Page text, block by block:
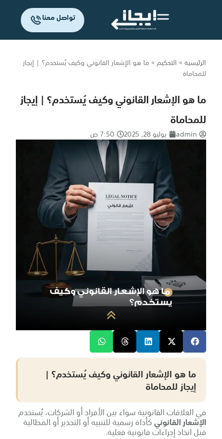
تواصل معنا
الرئيسية» التحكيم»ما هو الإشعار القانوني وكيف يُستخدم؟ | إيجاز
للمحاماة
ما هو الإشعار القانوني وكيف يُستخدم؟ | إيجاز
للمحاماة
admin يوليو 28, 2025 7:50 ص
ما هو الإشعار القانوني وكيف يُستخدم؟ |
إيجاز للمحاماة
في العلاقات القانونية سواء بين الأفراد أو الشركات، يُستخدم
الإشعار القانونيكأداة رسمية للتنبيه أو التحذير أو المطالبة
قبل اتخاذ إجراءات قانونية فعلية.